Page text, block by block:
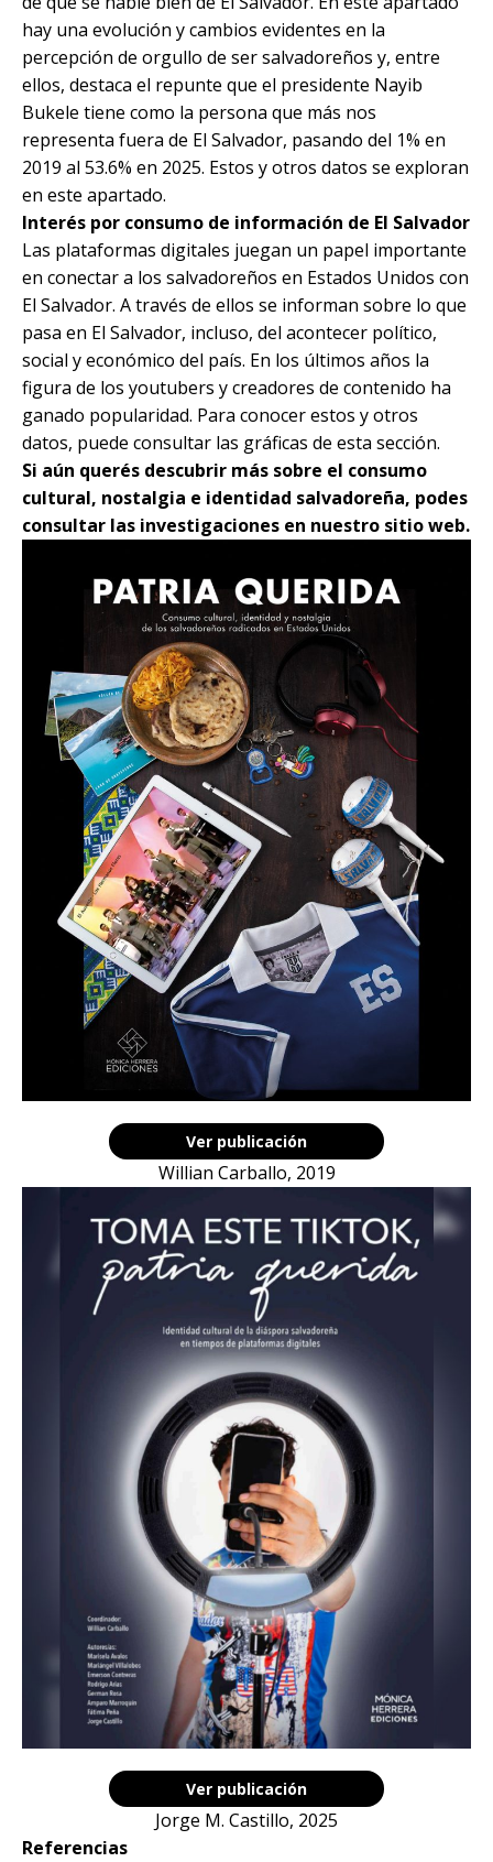
hay una evolución y cambios evidentes en la
percepción de orgullo de ser salvadoreños y, entre
ellos, destaca el repunte que el presidente Nayib
Bukele tiene como la persona que más nos
representa fuera de El Salvador, pasando del 1% en
2019 al 53.6% en 2025. Estos y otros datos se exploran
en este apartado.
Interés por consumo de información de El Salvador
Las plataformas digitales juegan un papel importante
en conectar a los salvadoreños en Estados Unidos con
El Salvador. A través de ellos se informan sobre lo que
pasa en El Salvador, incluso, del acontecer político,
social y económico del país. En los últimos años la
figura de los youtubers y creadores de contenido ha
ganado popularidad. Para conocer estos y otros
datos, puede consultar las gráficas de esta sección.
Si aún querés descubrir más sobre el consumo
cultural, nostalgia e identidad salvadoreña, podes
consultar las investigaciones en nuestro sitio web.
Ver publicación
Willian Carballo, 2019
Ver publicación
Jorge M. Castillo, 2025
Referencias